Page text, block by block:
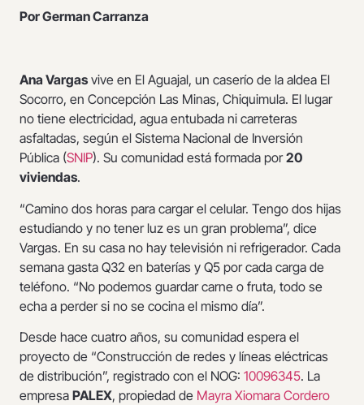
Por German Carranza
Ana Vargas vive en El Aguajal, un caserío de la aldea El
Socorro, en Concepción Las Minas, Chiquimula. El lugar
no tiene electricidad, agua entubada ni carreteras
asfaltadas, según el Sistema Nacional de Inversión
Pública (SNIP). Su comunidad está formada por20
viviendas.
“Camino dos horas para cargar el celular. Tengo dos hijas
estudiando y no tener luz es un gran problema”, dice
Vargas. En su casa no hay televisión ni refrigerador. Cada
semana gasta Q32 en baterías y Q5 por cada carga de
teléfono. “No podemos guardar carne o fruta, todo se
echa a perder si no se cocina el mismo día”.
Desde hace cuatro años, su comunidad espera el
proyecto de “Construcción de redes y líneas eléctricas
de distribución”, registrado con el NOG: 10096345. La
empresa PALEX, propiedad de Mayra Xiomara Cordero